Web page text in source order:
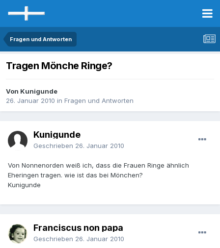
Fragen und Antworten
Tragen Mönche Ringe?
Von Kunigunde
26. Januar 2010 in Fragen und Antworten
Kunigunde
Geschrieben 26. Januar 2010
Von Nonnenorden weiß ich, dass die Frauen Ringe ähnlich
Eheringen tragen. wie ist das bei Mönchen?
Kunigunde
Franciscus non papa
Geschrieben 26. Januar 2010